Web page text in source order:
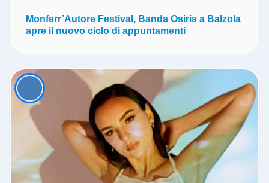
Monferr’Autore Festival, Banda Osiris a Balzola
apre il nuovo ciclo di appuntamenti